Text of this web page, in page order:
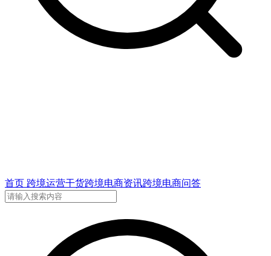
首页 跨境运营干货跨境电商资讯跨境电商问答